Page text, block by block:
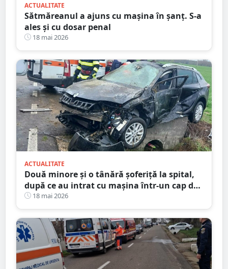
ACTUALITATE
Sătmăreanul a ajuns cu mașina în șanț. S-a
ales și cu dosar penal
18 mai 2026
ACTUALITATE
Două minore și o tânără șoferiță la spital,
după ce au intrat cu mașina într-un cap de
pod. Totul s-a întâmplat în județul Satu
Mare
18 mai 2026